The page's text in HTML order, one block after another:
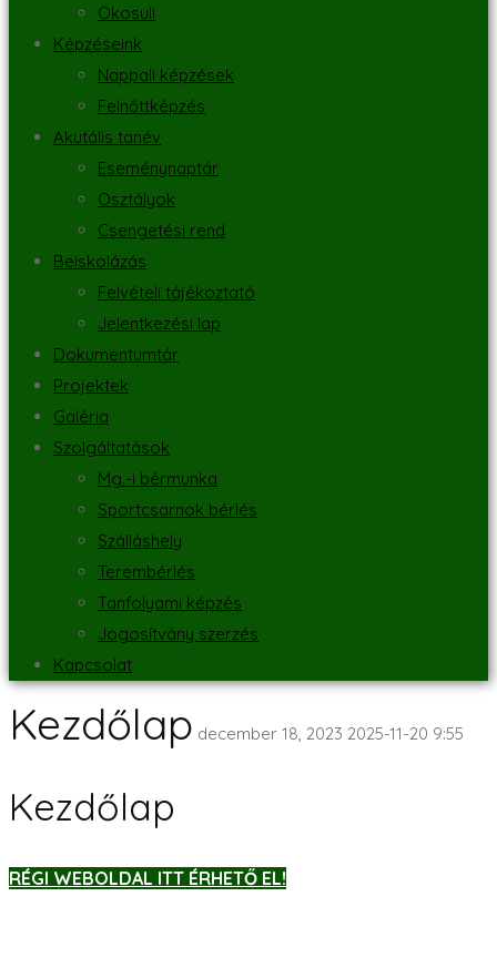
Ökosuli
Képzéseink
Nappali képzések
Felnőttképzés
Akutális tanév
Eseménynaptár
Osztályok
Csengetési rend
Beiskolázás
Felvételi tájékoztató
Jelentkezési lap
Dokumentumtár
Projektek
Galéria
Szolgáltatások
Mg.-i bérmunka
Sportcsarnok bérlés
Szálláshely
Terembérlés
Tanfolyami képzés
Jogosítvány szerzés
Kapcsolat
Kezdőlap december 18, 2023 2025-11-20 9:55
Kezdőlap
RÉGI WEBOLDAL ITT ÉRHETŐ EL!